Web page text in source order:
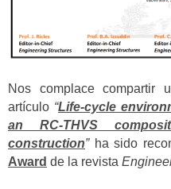
Nos complace compartir
artículo “Life-cycle
an RC-THVS
construction”ha sido
Award de la revista